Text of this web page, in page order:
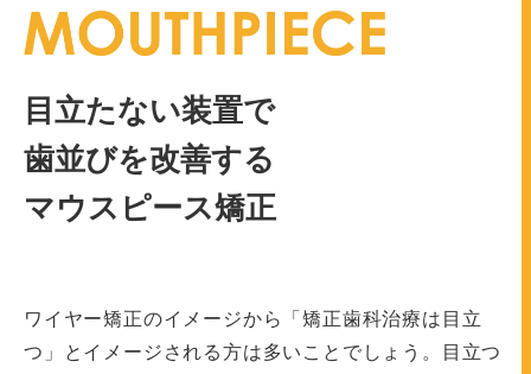
目立たない装置で
歯並びを改善する
マウスピース矯正
ワイヤー矯正のイメージから「矯正歯科治療は目立
つ」とイメージされる方は多いことでしょう。目立つ